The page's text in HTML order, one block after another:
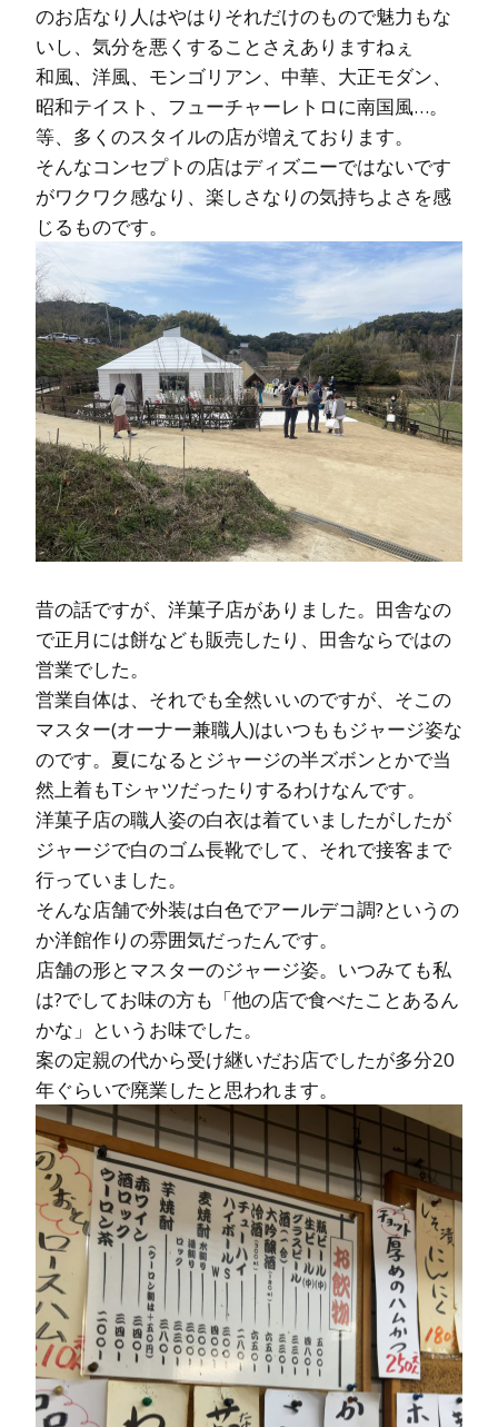
のお店なり人はやはりそれだけのもので魅力もな
いし、気分を悪くすることさえありますねぇ
和風、洋風、モンゴリアン、中華、大正モダン、
昭和テイスト、フューチャーレトロに南国風…。
等、多くのスタイルの店が増えております。
そんなコンセプトの店はディズニーではないです
がワクワク感なり、楽しさなりの気持ちよさを感
じるものです。
昔の話ですが、洋菓子店がありました。田舎なの
で正月には餅なども販売したり、田舎ならではの
営業でした。
営業自体は、それでも全然いいのですが、そこの
マスター(オーナー兼職人)はいつももジャージ姿な
のです。夏になるとジャージの半ズボンとかで当
然上着もTシャツだったりするわけなんです。
洋菓子店の職人姿の白衣は着ていましたがしたが
ジャージで白のゴム長靴でして、それで接客まで
行っていました。
そんな店舗で外装は白色でアールデコ調?というの
か洋館作りの雰囲気だったんです。
店舗の形とマスターのジャージ姿。いつみても私
は?でしてお味の方も「他の店で食べたことあるん
かな」というお味でした。
案の定親の代から受け継いだお店でしたが多分20
年ぐらいで廃業したと思われます。